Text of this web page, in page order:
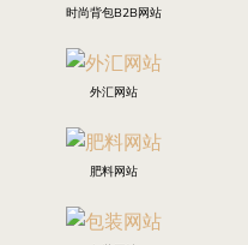
时尚背包B2B网站
外汇网站
肥料网站